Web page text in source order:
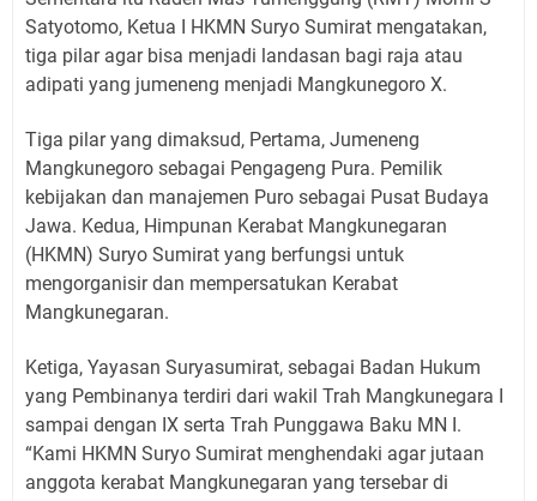
Satyotomo, Ketua I HKMN Suryo Sumirat mengatakan,
tiga pilar agar bisa menjadi landasan bagi raja atau
adipati yang jumeneng menjadi Mangkunegoro X.
Tiga pilar yang dimaksud, Pertama, Jumeneng
Mangkunegoro sebagai Pengageng Pura. Pemilik
kebijakan dan manajemen Puro sebagai Pusat Budaya
Jawa. Kedua, Himpunan Kerabat Mangkunegaran
(HKMN) Suryo Sumirat yang berfungsi untuk
mengorganisir dan mempersatukan Kerabat
Mangkunegaran.
Ketiga, Yayasan Suryasumirat, sebagai Badan Hukum
yang Pembinanya terdiri dari wakil Trah Mangkunegara I
sampai dengan IX serta Trah Punggawa Baku MN I.
“Kami HKMN Suryo Sumirat menghendaki agar jutaan
anggota kerabat Mangkunegaran yang tersebar di